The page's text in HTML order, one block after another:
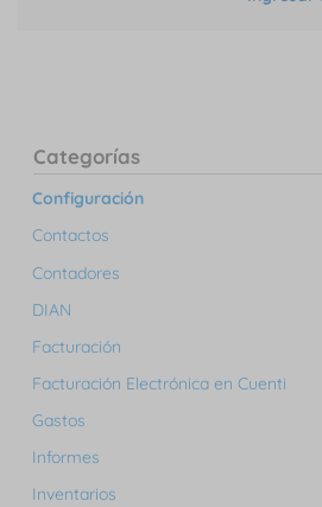
Categorías
Configuración
Contactos
Contadores
DIAN
Facturación
Facturación Electrónica en Cuenti
Gastos
Informes
Inventarios